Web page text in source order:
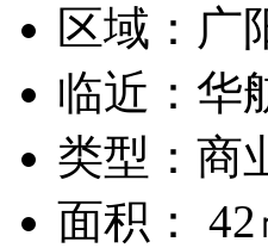
区域：广
临近：华
类型：商
面积： 42